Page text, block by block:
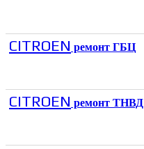
CITROEN ремонт ГБЦ
CITROEN ремонт ТНВД